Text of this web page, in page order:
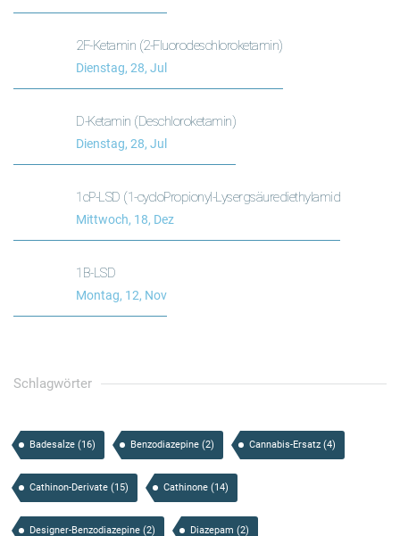
2F-Ketamin (2-Fluorodeschloroketamin)
Dienstag, 28, Jul
D-Ketamin (Deschloroketamin)
Dienstag, 28, Jul
1cP-LSD (1-cycloPropionyl-Lysergsäurediethylamid
Mittwoch, 18, Dez
1B-LSD
Montag, 12, Nov
Schlagwörter
Badesalze (16) Benzodiazepine (2) Cannabis-Ersatz (4)
Cathinon-Derivate (15) Cathinone (14)
Designer-Benzodiazepine (2) Diazepam (2)